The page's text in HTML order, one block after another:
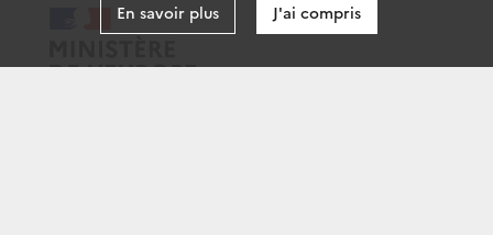
En savoir plus J'ai compris